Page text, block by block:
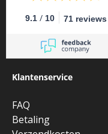
9.1 / 10 71 reviews
Klantenservice
FAQ
Betaling